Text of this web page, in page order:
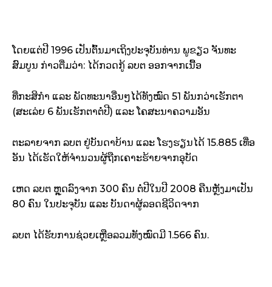
ໂດຍ​ແຕ່​ປີ 1996 ເປັນຕົ້ນ​ມາ​ເຖິງ​ປະຈຸ​ບັນ​ທ່ານ ພູ​ຂຽວ ຈັນທະ​
ສົມບູນ ກ່າວ​ຕື່ມວ່າ: ໄດ້​ກວດ​ກູ້ ລບຕ ອອກ​ຈາກ​ເນື້ອ
ທີ່ກະສິກຳ ແລະ ພັດທະນາ​ອື່ນໆ​ໄດ້​ທັງໝົດ 51 ພັນ​ກວ່າ​ເຮັກຕາ
(ສະເລ່ຍ 6 ພັນ​ເຮັກຕາ​ຕໍ່​ປີ) ແລະ ໂຄສະນາ​ຄວາມອັນ
ຕະລາຍ​ຈາກ ລບຕ ຢູ່​ບັນດາ​ບ້ານ ແລະ ໂຮງຮຽນ​ໄດ້ 15.885 ເທື່ອ
ອັນ ໄດ້​ເຮັດ​ໃຫ້​ຈຳນວນ​ຜູ້​ຖືກ​ເຄາະ​ຮ້າຍ​ຈາກອຸບັດ
ເຫດ ລບຕ ຫຼຸດ​ລົງ​ຈາກ 300 ຄົນ ຕໍ່​ປີ​ໃນ​ປີ 2008 ຄືນ​ຫຼັງ​ມາ​ເປັນ
80 ຄົນ ໃນ​ປະຈຸ​ບັນ ແລະ ບັນດາ​ຜູ້​ລອດ​ຊີວິດຈາກ
ລບຕ ໄດ້​ຮັບ​ການ​ຊ່ວຍເຫຼືອ​ລວມທັງ​ໝົດ​ມີ 1.566 ຄົນ.